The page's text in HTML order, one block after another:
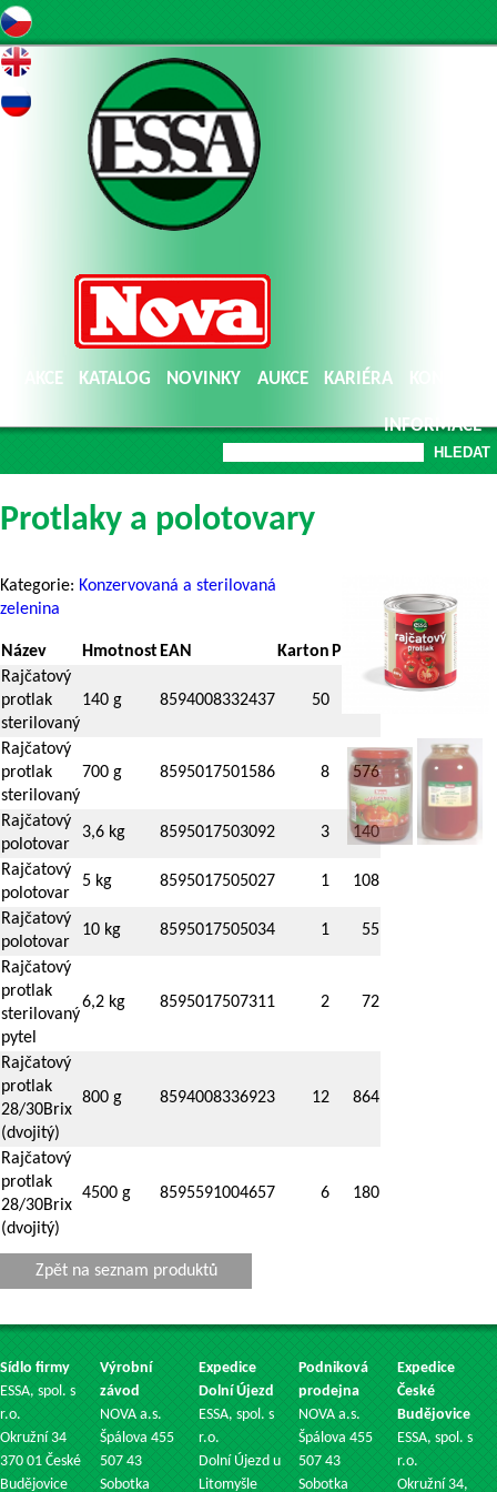
KARIÉRA
AUKCE
NOVINKY
KATALOG
AKCE
INFORMACE
Protlaky a polotovary
Kategorie: Konzervovaná a sterilovaná
zelenina
Název Hmotnost EAN Karton Paleta
Rajčatový
protlak
sterilovaný
140 g 8594008332437 50
Rajčatový
protlak
sterilovaný
700 g 8595017501586 8 576
Rajčatový
polotovar
3,6 kg 8595017503092 3 140
Rajčatový
polotovar
5 kg 8595017505027 1 108
Rajčatový
polotovar
10 kg 8595017505034 1 55
Rajčatový
protlak
sterilovaný
pytel
6,2 kg 8595017507311 2 72
Rajčatový
protlak
28/30Brix
(dvojitý)
800 g 8594008336923 12 864
Rajčatový
protlak
28/30Brix
(dvojitý)
4500 g 8595591004657 6 180
Zpět na seznam produktů
Sídlo firmy
ESSA, spol. s
r.o.
Okružní 34
370 01 České
Budějovice
Výrobní
závod
NOVA a.s.
Špálova 455
507 43
Sobotka
Expedice
Dolní Újezd
ESSA, spol. s
r.o.
Dolní Újezd u
Litomyšle
Podniková
prodejna
NOVA a.s.
Špálova 455
507 43
Sobotka
Expedice
České
Budějovice
ESSA, spol. s
r.o.
Okružní 34,